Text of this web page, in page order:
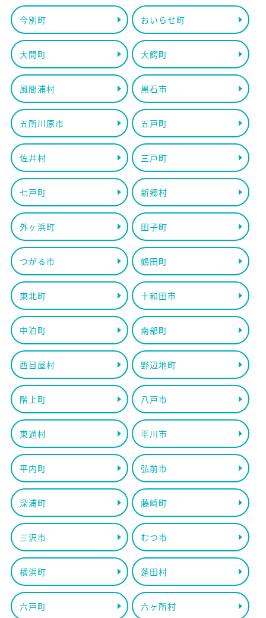
今別町 おいらせ町
大間町 大鰐町
風間浦村 黒石市
五所川原市 五戸町
佐井村 三戸町
七戸町 新郷村
外ヶ浜町 田子町
つがる市 鶴田町
東北町 十和田市
中泊町 南部町
西目屋村 野辺地町
階上町 八戸市
東通村 平川市
平内町 弘前市
深浦町 藤崎町
三沢市 むつ市
横浜町 蓬田村
六戸町 六ヶ所村